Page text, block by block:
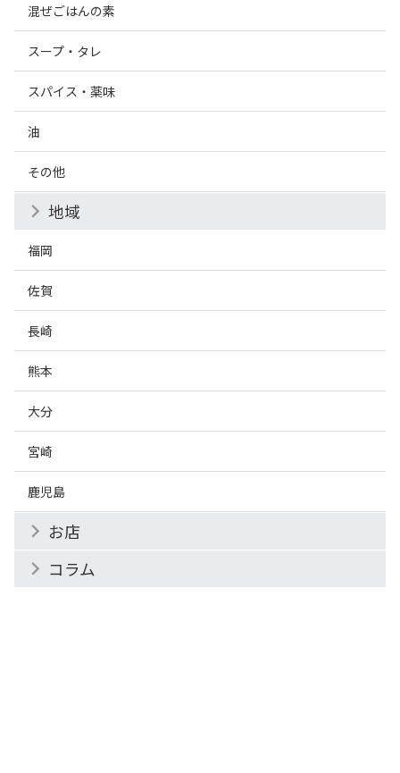
混ぜごはんの素
スープ・タレ
スパイス・薬味
油
その他
地域
福岡
佐賀
長崎
熊本
大分
宮崎
鹿児島
お店
コラム